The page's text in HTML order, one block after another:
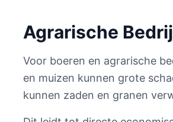
Agrarische
Voor boeren en agrarische
en muizen kunnen grote
kunnen zaden en granen